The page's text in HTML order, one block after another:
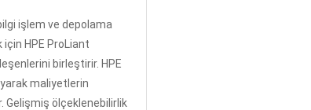
işlem ve depolama
HPE ProLiant
birleştirir. HPE
maliyetlerin
Gelişmiş ölçeklenebilirlik